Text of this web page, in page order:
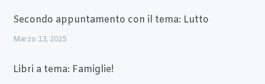
Secondo appuntamento con il tema: Lutto
Marzo 13, 2025
Libri a tema: Famiglie!